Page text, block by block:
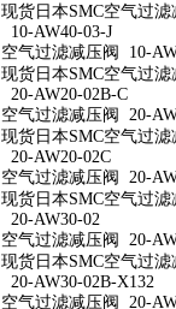
现货日本SMC空气过
10-AW40-03-J
空气过滤减压阀 10-
现货日本SMC空气过
20-AW20-02B-C
空气过滤减压阀 20-
现货日本SMC空气过
20-AW20-02C
空气过滤减压阀 20-
现货日本SMC空气过
20-AW30-02
空气过滤减压阀 20-
现货日本SMC空气过
20-AW30-02B-X132
空气过滤减压阀 20-